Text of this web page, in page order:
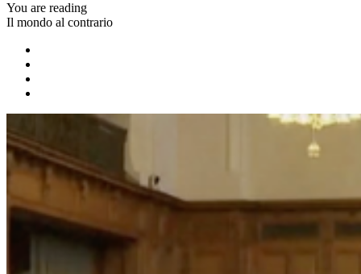
You are reading
Il mondo al contrario